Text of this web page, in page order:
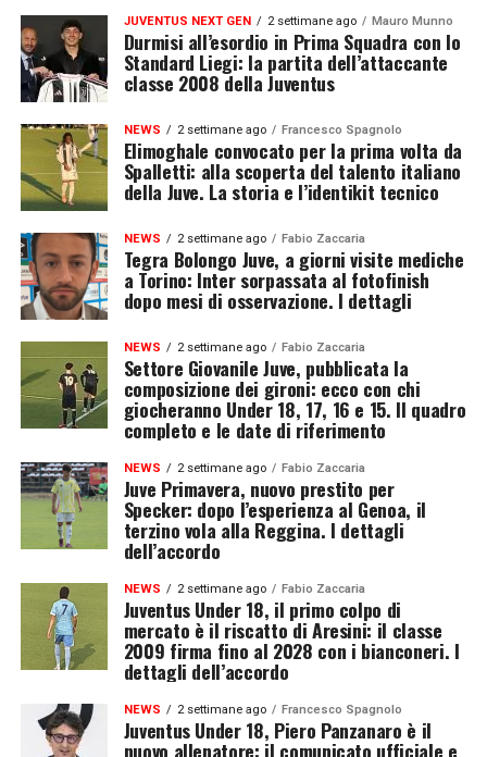
JUVENTUS NEXT GEN 2 settimane ago Mauro Munno
Durmisi all’esordio in Prima Squadra con lo
Standard Liegi: la partita dell’attaccante
classe 2008 della Juventus
NEWS 2 settimane ago Francesco Spagnolo
Elimoghale convocato per la prima volta da
Spalletti: alla scoperta del talento italiano
della Juve. La storia e l’identikit tecnico
NEWS 2 settimane ago Fabio Zaccaria
Tegra Bolongo Juve, a giorni visite mediche
a Torino: Inter sorpassata al fotofinish
dopo mesi di osservazione. I dettagli
NEWS 2 settimane ago Fabio Zaccaria
Settore Giovanile Juve, pubblicata la
composizione dei gironi: ecco con chi
giocheranno Under 18, 17, 16 e 15. Il quadro
completo e le date di riferimento
NEWS 2 settimane ago Fabio Zaccaria
Juve Primavera, nuovo prestito per
Specker: dopo l’esperienza al Genoa, il
terzino vola alla Reggina. I dettagli
dell’accordo
NEWS 2 settimane ago Fabio Zaccaria
Juventus Under 18, il primo colpo di
mercato è il riscatto di Aresini: il classe
2009 firma fino al 2028 con i bianconeri. I
dettagli dell’accordo
NEWS 2 settimane ago Francesco Spagnolo
Juventus Under 18, Piero Panzanaro è il
nuovo allenatore: il comunicato ufficiale e